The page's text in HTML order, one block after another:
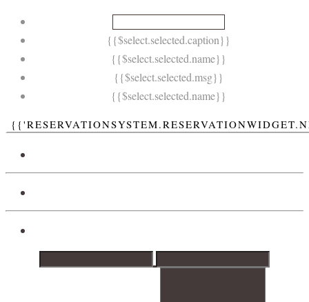
{{$select.selected.caption}}
{{$select.selected.name}}
{{$select.selected.msg}}
{{$select.selected.name}}